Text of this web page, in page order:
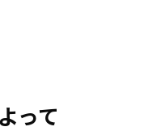
って